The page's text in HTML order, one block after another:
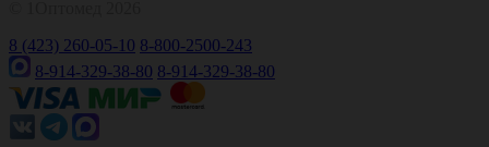
8 (423) 260-05-10 8-800-2500-243
8-914-329-38-80 8-914-329-38-80